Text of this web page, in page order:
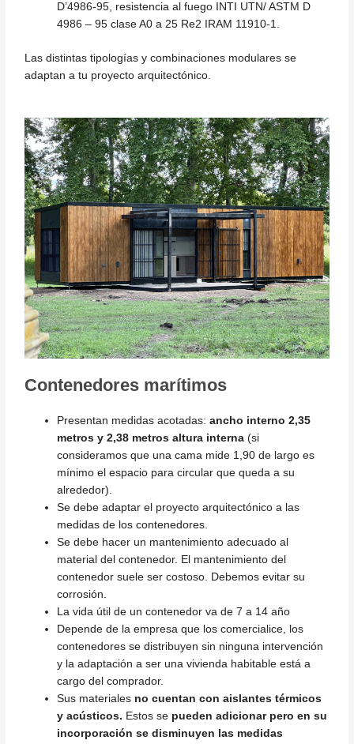
D’4986-95, resistencia al fuego INTI UTN/ ASTM D
4986 – 95 clase A0 a 25 Re2 IRAM 11910-1.
Las distintas tipologías y combinaciones modulares se
adaptan a tu proyecto arquitectónico.
Contenedores marítimos
Presentan medidas acotadas:ancho interno 2,35
metros y 2,38 metros altura interna (si
consideramos que una cama mide 1,90 de largo es
mínimo el espacio para circular que queda a su
alrededor).
Se debe adaptar el proyecto arquitectónico a las
medidas de los contenedores.
Se debe hacer un mantenimiento adecuado al
material del contenedor. El mantenimiento del
contenedor suele ser costoso. Debemos evitar su
corrosión.
La vida útil de un contenedor va de 7 a 14 año
Depende de la empresa que los comercialice, los
contenedores se distribuyen sin ninguna intervención
y la adaptación a ser una vivienda habitable está a
cargo del comprador.
Sus materiales no cuentan con aislantes térmicos
y acústicos. Estos se pueden adicionar pero en su
incorporación se disminuyen las medidas